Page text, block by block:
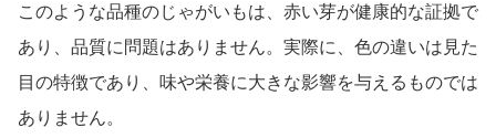
このような品種のじゃがいもは、赤い芽が健康的な証拠で
あり、品質に問題はありません。実際に、色の違いは見た
目の特徴であり、味や栄養に大きな影響を与えるものでは
ありません。